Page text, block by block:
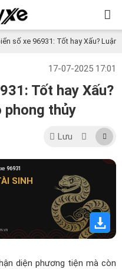
số xe 96931: Tốt hay Xấu?
17-07-2025 17:01
Tốt hay Xấu?
phong thủy
Lưu
96931
SINH
diện phương tiện mà còn